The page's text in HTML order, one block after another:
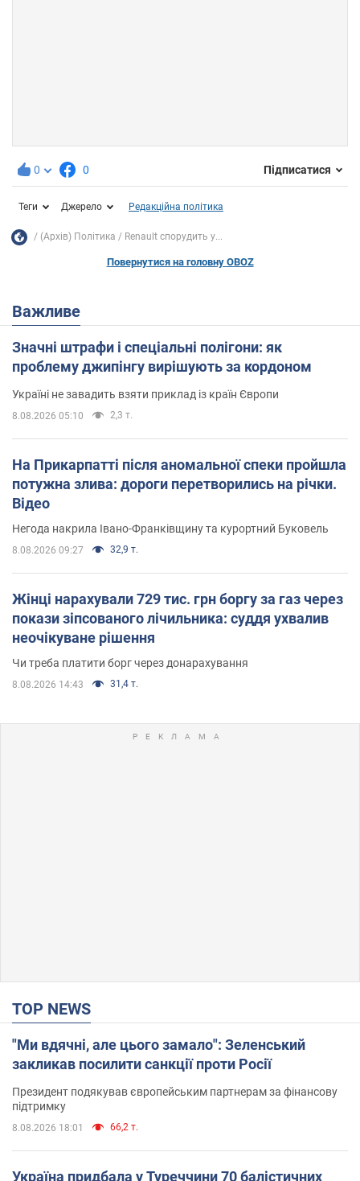
0 0 Підписатися
Теги Джерело Редакційна політика
(Архів) Політика Renault спорудить у...
Повернутися на головну OBOZ
Важливе
Значні штрафи і спеціальні полігони: як
проблему джипінгу вирішують за кордоном
Україні не завадить взяти приклад із країн Європи
8.08.2026 05:10 2,3 т.
На Прикарпатті після аномальної спеки пройшла
потужна злива: дороги перетворились на річки.
Відео
Негода накрила Івано-Франківщину та курортний Буковель
8.08.2026 09:27 32,9 т.
Жінці нарахували 729 тис. грн боргу за газ через
покази зіпсованого лічильника: суддя ухвалив
неочікуване рішення
Чи треба платити борг через донарахування
8.08.2026 14:43 31,4 т.
TOP NEWS
"Ми вдячні, але цього замало": Зеленський
закликав посилити санкції проти Росії
Президент подякував європейським партнерам за фінансову
підтримку
8.08.2026 18:01 66,2 т.
Україна придбала у Туреччини 70 балістичних